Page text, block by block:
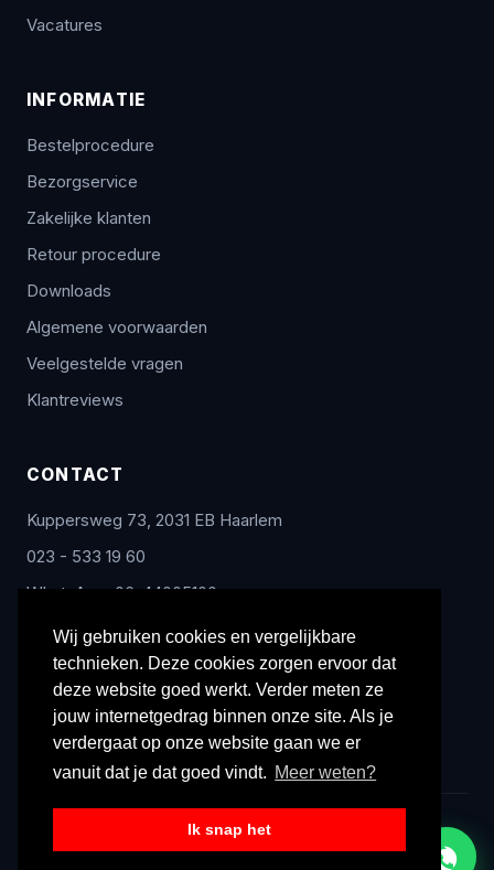
Wij gebruiken cookies en vergelijkbare
technieken. Deze cookies zorgen ervoor dat
deze website goed werkt. Verder meten ze
jouw internetgedrag binnen onze site. Als je
verdergaat op onze website gaan we er
vanuit dat je dat goed vindt. Meer weten?
Ik snap het
Vacatures
INFORMATIE
Bestelprocedure
Bezorgservice
Zakelijke klanten
Retour procedure
Downloads
Algemene voorwaarden
Veelgestelde vragen
Klantreviews
CONTACT
Kuppersweg 73, 2031 EB Haarlem
023 - 533 19 60
WhatsApp: 06-44005100
info@radex-benelux.nl
Ma – Vrij: 9:00 – 17:00
© 2026 Radex Benelux. Alle rechten voorbehouden.
Privacyverklaring